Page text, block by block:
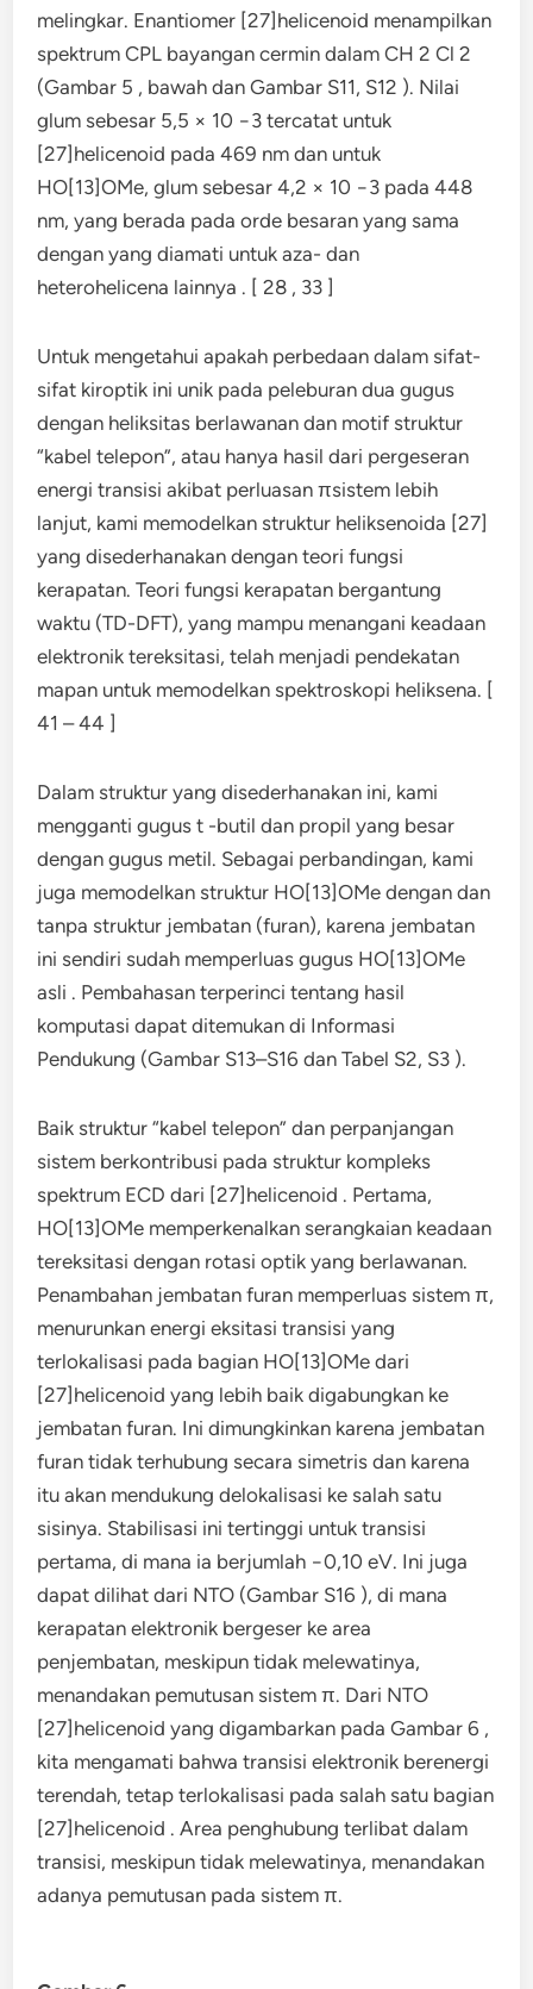
melingkar. Enantiomer [27]helicenoid menampilkan
spektrum CPL bayangan cermin dalam CH 2 Cl 2
(Gambar 5 , bawah dan Gambar S11, S12 ). Nilai
glum sebesar 5,5 × 10 −3 tercatat untuk
[27]helicenoid pada 469 nm dan untuk
HO[13]OMe, glum sebesar 4,2 × 10 −3 pada 448
nm, yang berada pada orde besaran yang sama
dengan yang diamati untuk aza- dan
heterohelicena lainnya . [ 28 , 33 ]
Untuk mengetahui apakah perbedaan dalam sifat-
sifat kiroptik ini unik pada peleburan dua gugus
dengan heliksitas berlawanan dan motif struktur
“kabel telepon”, atau hanya hasil dari pergeseran
energi transisi akibat perluasan πsistem lebih
lanjut, kami memodelkan struktur heliksenoida [27]
yang disederhanakan dengan teori fungsi
kerapatan. Teori fungsi kerapatan bergantung
waktu (TD-DFT), yang mampu menangani keadaan
elektronik tereksitasi, telah menjadi pendekatan
mapan untuk memodelkan spektroskopi heliksena. [
41 – 44 ]
Dalam struktur yang disederhanakan ini, kami
mengganti gugus t -butil dan propil yang besar
dengan gugus metil. Sebagai perbandingan, kami
juga memodelkan struktur HO[13]OMe dengan dan
tanpa struktur jembatan (furan), karena jembatan
ini sendiri sudah memperluas gugus HO[13]OMe
asli . Pembahasan terperinci tentang hasil
komputasi dapat ditemukan di Informasi
Pendukung (Gambar S13–S16 dan Tabel S2, S3 ).
Baik struktur “kabel telepon” dan perpanjangan
sistem berkontribusi pada struktur kompleks
spektrum ECD dari [27]helicenoid . Pertama,
HO[13]OMe memperkenalkan serangkaian keadaan
tereksitasi dengan rotasi optik yang berlawanan.
Penambahan jembatan furan memperluas sistem π,
menurunkan energi eksitasi transisi yang
terlokalisasi pada bagian HO[13]OMe dari
[27]helicenoid yang lebih baik digabungkan ke
jembatan furan. Ini dimungkinkan karena jembatan
furan tidak terhubung secara simetris dan karena
itu akan mendukung delokalisasi ke salah satu
sisinya. Stabilisasi ini tertinggi untuk transisi
pertama, di mana ia berjumlah −0,10 eV. Ini juga
dapat dilihat dari NTO (Gambar S16 ), di mana
kerapatan elektronik bergeser ke area
penjembatan, meskipun tidak melewatinya,
menandakan pemutusan sistem π. Dari NTO
[27]helicenoid yang digambarkan pada Gambar 6 ,
kita mengamati bahwa transisi elektronik berenergi
terendah, tetap terlokalisasi pada salah satu bagian
[27]helicenoid . Area penghubung terlibat dalam
transisi, meskipun tidak melewatinya, menandakan
adanya pemutusan pada sistem π.